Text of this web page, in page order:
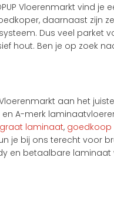
Vloerenmarkt vind
daarnaast zijn
Dus veel parket
hout. Ben je op zoek
aan het
A-merk
laminaat,
je bij ons terecht voor
en betaalbare